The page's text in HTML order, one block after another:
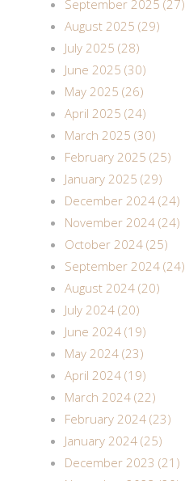
September 2025 (27)
August 2025 (29)
July 2025 (28)
June 2025 (30)
May 2025 (26)
April 2025 (24)
March 2025 (30)
February 2025 (25)
January 2025 (29)
December 2024 (24)
November 2024 (24)
October 2024 (25)
September 2024 (24)
August 2024 (20)
July 2024 (20)
June 2024 (19)
May 2024 (23)
April 2024 (19)
March 2024 (22)
February 2024 (23)
January 2024 (25)
December 2023 (21)